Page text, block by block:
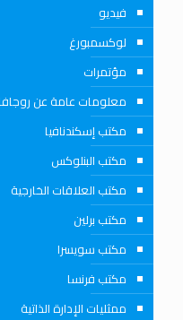
فيديو
لوكسمبورغ
مؤتمرات
معلومات عامة عن
مكتب إسكندنافيا
مكتب البنلوكس
مكتب العلاقات الخارجية
مكتب برلين
مكتب سويسرا
مكتب فرنسا
ممثليات الإدارة الذاتية